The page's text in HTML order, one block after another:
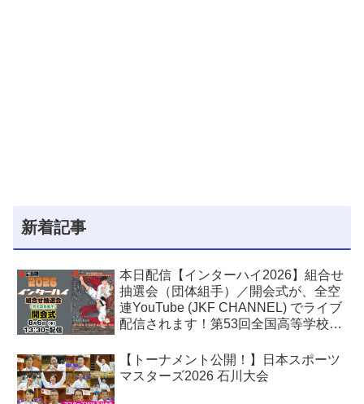
新着記事
本日配信【インターハイ2026】組合せ
抽選会（団体組手）／開会式が、全空
連YouTube (JKF CHANNEL) でライブ
配信されます！第53回全国高等学校空
【トーナメント公開！】日本スポーツ
マスターズ2026 石川大会